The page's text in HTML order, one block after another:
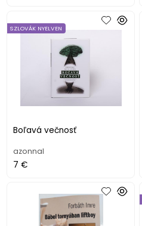
Boľavá večnosť
SZLOVÁK NYELVEN
azonnal
7 €